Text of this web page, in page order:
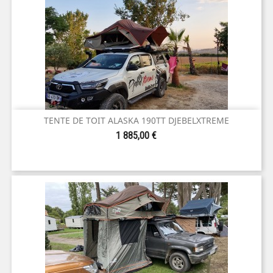
TENTE DE TOIT ALASKA 190TT DJEBELXTREME
Prix
1 885,00 €